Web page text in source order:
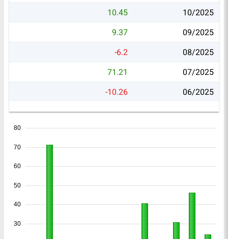
10/2025
10.45
09/2025
9.37
08/2025
-6.2
07/2025
71.21
06/2025
-10.26
30
40
50
60
70
80